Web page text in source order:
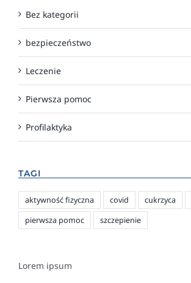
Bez kategorii
bezpieczeństwo
Leczenie
Pierwsza pomoc
Profilaktyka
TAGI
aktywność fizyczna covid cukrzyca
pierwsza pomoc
szczepienie
Lorem ipsum